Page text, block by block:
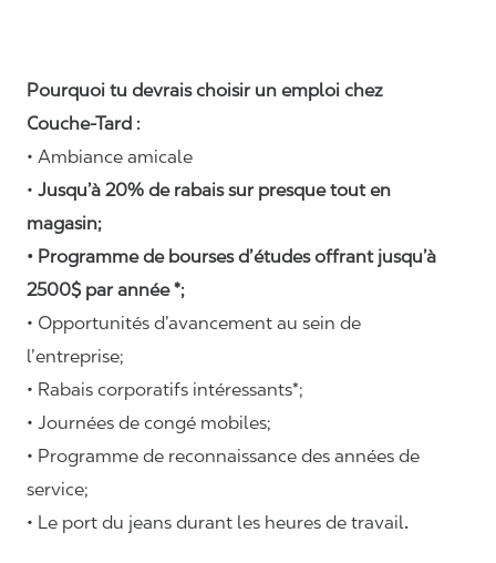
Pourquoi tu devrais choisir un emploi chez
Couche-Tard :
• Ambiance amicale
• Jusqu’à 20% de rabais sur presque tout en
magasin;
• Programme de bourses d’études offrant jusqu’à
2500$ par année *;
• Opportunités d’avancement au sein de
l’entreprise;
• Rabais corporatifs intéressants*;
• Journées de congé mobiles;
• Programme de reconnaissance des années de
service;
• Le port du jeans durant les heures de travail.